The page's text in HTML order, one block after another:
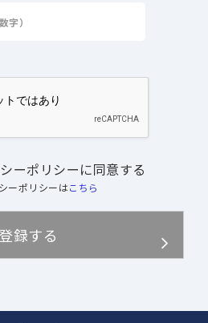
ーポリシーに同意する
ーポリシーはこちら